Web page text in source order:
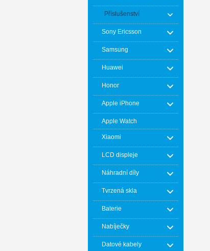
Příslušenství
Sony Ericsson
Samsung
Huawei
Honor
Apple iPhone
Apple Watch
Xiaomi
LCD displeje
Náhradní díly
Tvrzená skla
Baterie
Nabíječky
Datové kabely